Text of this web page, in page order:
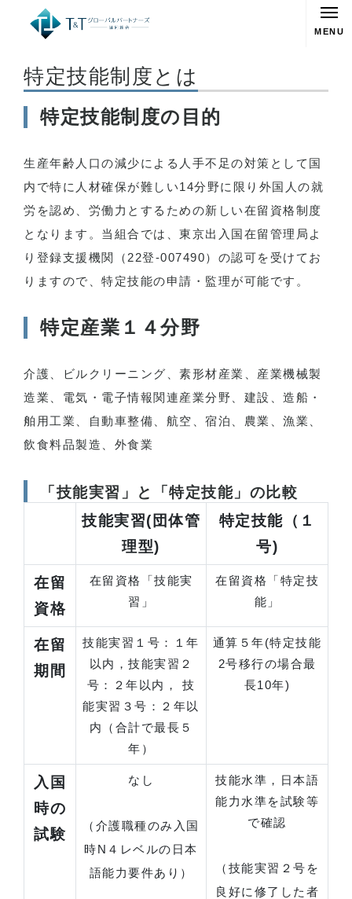
MENU
特定技能制度とは
特定技能制度の目的
生産年齢人口の減少による人手不足の対策として国
内で特に人材確保が難しい14分野に限り外国人の就
労を認め、労働力とするための新しい在留資格制度
となります。当組合では、東京出入国在留管理局よ
り登録支援機関（22登-007490）の認可を受けてお
りますので、特定技能の申請・監理が可能です。
特定産業１４分野
介護、ビルクリーニング、素形材産業、産業機械製
造業、電気・電子情報関連産業分野、建設、造船・
舶用工業、自動車整備、航空、宿泊、農業、漁業、
飲食料品製造、外食業
「技能実習」と「特定技能」の比較
技能実習(団体管
理型)
特定技能（１
号)
在留
資格
在留資格「技能実
習」
在留資格「特定技
能」
在留
期間
技能実習１号：１年
以内，技能実習２
号：２年以内， 技
能実習３号：２年以
内（合計で最長５
年）
通算５年(特定技能
2号移行の場合最
長10年)
入国
時の
試験
なし
（介護職種のみ入国
時N４レベルの日本
語能力要件あり）
技能水準，日本語
能力水準を試験等
で確認
（技能実習２号を
良好に修了した者